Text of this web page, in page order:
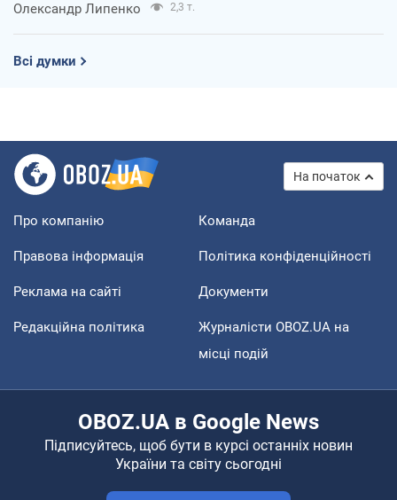
Олександр Липенко 2,3 т.
Всі думки
На початок
Про компанію Команда
Правова інформація Політика конфіденційності
Реклама на сайті Документи
Редакційна політика
Журналісти OBOZ.UA на
місці подій
OBOZ.UA в Google News
Підписуйтесь, щоб бути в курсі останніх новин
України та світу сьогодні